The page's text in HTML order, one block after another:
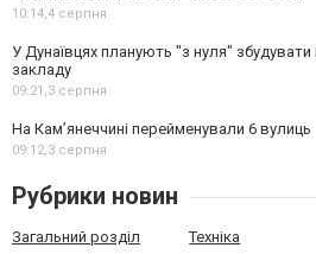
10:14,4 серпня
У Дунаївцях планують "з нуля"
закладу
09:21,3 серпня
На Камʼянеччині перейменували 6 вулиць
09:12,3 серпня
Рубрики новин
Загальний розділ Техніка